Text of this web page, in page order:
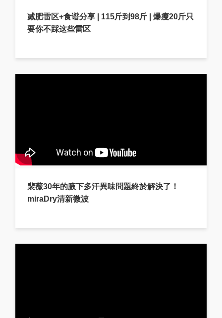
减肥雷区+食谱分享 | 115斤到98斤 | 爆瘦20斤只
要你不踩这些雷区
裴薇30年的腋下多汗異味問題終於解決了！
miraDry清新微波